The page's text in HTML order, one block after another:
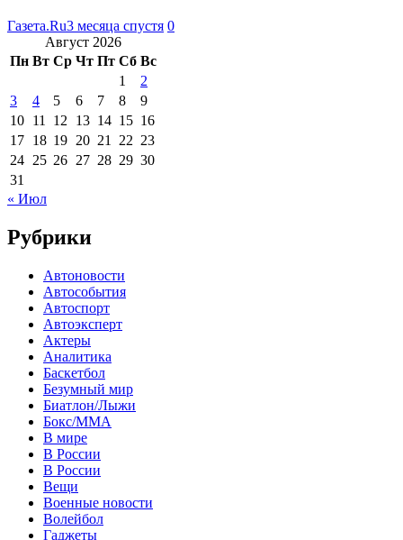
Газета.Ru3 месяца спустя 0
Август 2026
Пн Вт Ср Чт Пт Сб Вс
1
2
3
4 5 6 7 8
9
10 11 12 13 14 15 16
17 18 19 20 21 22 23
24 25 26 27 28 29 30
31
« Июл
Рубрики
Автоновости
Автособытия
Автоспорт
Автоэксперт
Актеры
Аналитика
Баскетбол
Безумный мир
Биатлон/Лыжи
Бокс/MMA
В мире
В России
В России
Вещи
Военные новости
Волейбол
Гаджеты